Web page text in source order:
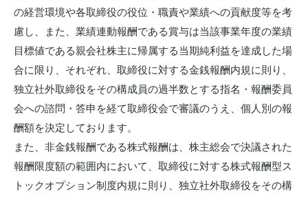
の経営環境や各取締役の役位・職責や業績への貢献度等を考
慮し、また、業績連動報酬である賞与は当該事業年度の業績
目標値である親会社株主に帰属する当期純利益を達成した場
合に限り、それぞれ、取締役に対する金銭報酬内規に則り、
独立社外取締役をその構成員の過半数とする指名・報酬委員
会への諮問・答申を経て取締役会で審議のうえ、個人別の報
酬額を決定しております。
また、非金銭報酬である株式報酬は、株主総会で決議された
報酬限度額の範囲内において、取締役に対する株式報酬型ス
トックオプション制度内規に則り、独立社外取締役をその構